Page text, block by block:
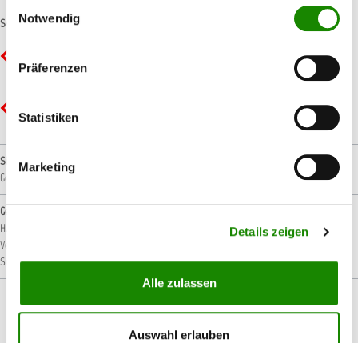
Notwendig
Präferenzen
Statistiken
Marketing
Details zeigen
Alle zulassen
Auswahl erlauben
Symbole
Signalwort
Gefahr!
Gefahrenhinweise
H225: Flüssigkeit und Dampf leicht entzündbar.
H315: Verursacht Hautreizungen.
H319:
Verursacht schwere Augenreizung.
Schläfrigkeit und Benommenheit verursachen.